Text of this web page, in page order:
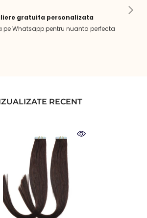
gratuita personalizata
pe Whatsapp pentru nuanta perfecta
RECENT